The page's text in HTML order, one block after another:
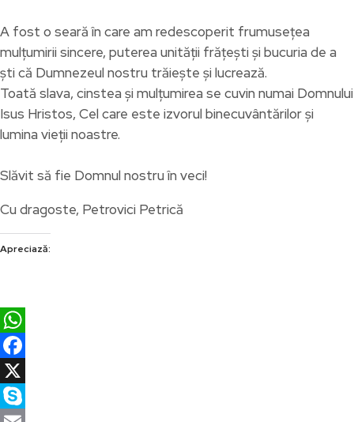
A fost o seară în care am redescoperit frumusețea
mulțumirii sincere, puterea unității frățești și bucuria de a
ști că Dumnezeul nostru trăiește și lucrează.
Toată slava, cinstea și mulțumirea se cuvin numai Domnului
Isus Hristos, Cel care este izvorul binecuvântărilor și
lumina vieții noastre.
Slăvit să fie Domnul nostru în veci!
Cu dragoste, Petrovici Petrică
Apreciază:
WhatsApp
Facebook
X